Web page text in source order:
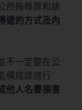
然侮辱罪和誹
遞的方式及內
不一定要在公
構成誹謗行
他人名譽損害